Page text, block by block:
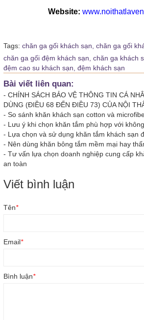
Website:
Tags: chăn ga gối khách sạn, chăn ga gối
chăn ga gối đệm khách sạn, chăn ga khách
đệm cao su khách sạn, đệm khách sạn
Bài viết liên quan:
- CHÍNH SÁCH BẢO VỆ THÔNG TIN CÁ
DÙNG (ĐIỀU 68 ĐẾN ĐIỀU 73) CỦA NỘI
- So sánh khăn khách sạn cotton và
- Lưu ý khi chọn khăn tắm phù hợp với
- Lựa chọn và sử dụng khăn tắm khách sạn
- Nên dùng khăn bông tắm mềm mại hay
- Tư vấn lựa chọn doanh nghiệp cung cấp
an toàn
Viết bình luận
Tên*
Email*
Bình luận*